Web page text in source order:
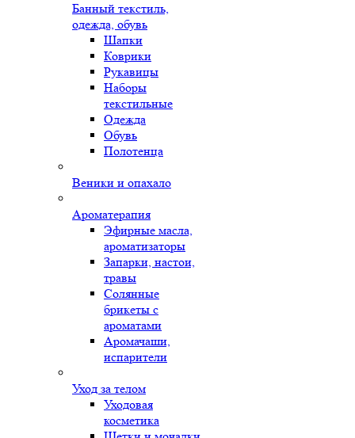
Банный текстиль,
одежда, обувь
Шапки
Коврики
Рукавицы
Наборы
текстильные
Одежда
Обувь
Полотенца
Веники и опахало
Ароматерапия
Эфирные масла,
ароматизаторы
Запарки, настои,
травы
Солянные
брикеты с
ароматами
Аромачаши,
испарители
Уход за телом
Уходовая
косметика